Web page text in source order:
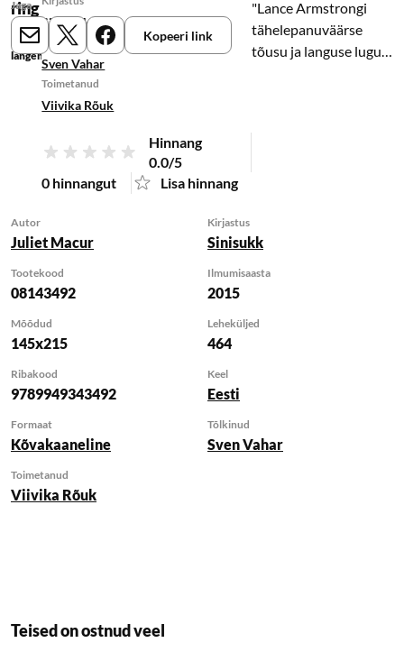
ring
Lance
Armstrongi
langemine
Sinisukk
Tõlkinud
Sven Vahar
Toimetanud
Viivika Rõuk
Hinnang
0.0/5
0 hinnangut
Lisa hinnang
"Lance Armstrongi
tähelepanuväärse
tõusu ja languse lugu.
Armstrongi juures, kui
miljarditesse ulatuvaid
võlgu ja kohtukulusid.
tüdruksõbra ja
pääses rattaspordi
Jaga
E-mail X Meta Kopeeri link
Autor
Juliet Macur
Kirjastus
Sinisukk
Tootekood
08143492
Ilmumisaasta
2015
Mõõdud
145x215
Leheküljed
464
Ribakood
9789949343492
Keel
Eesti
Formaat
Kõvakaaneline
Tõlkinud
Sven Vahar
Toimetanud
Viivika Rõuk
Teised on ostnud veel